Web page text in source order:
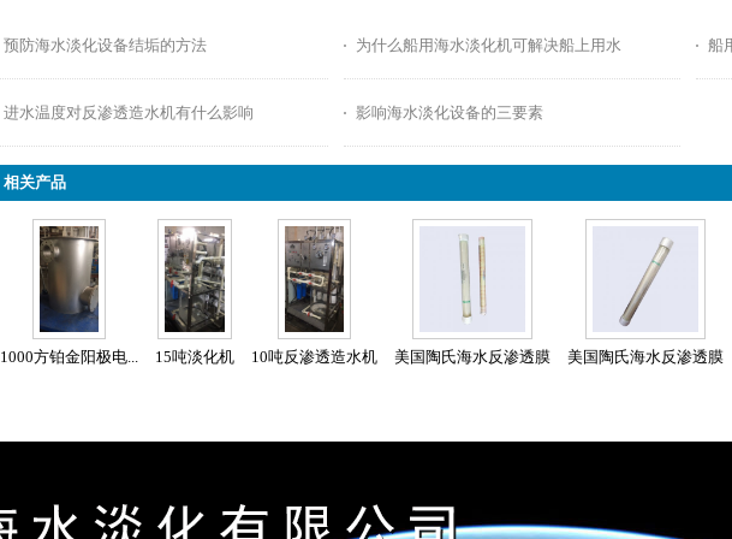
预防海水淡化设备结垢的方法 为什么船用海水淡化机可解决船上用水 船
进水温度对反渗透造水机有什么影响 影响海水淡化设备的三要素
相关产品
1000方铂金阳极电... 15吨淡化机 10吨反渗透造水机 美国陶氏海水反渗透膜 美国陶氏海水反渗透膜